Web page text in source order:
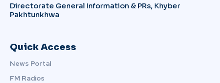
Directorate General Information & PRs, Khyber
Pakhtunkhwa
Quick Access
News Portal
FM Radios